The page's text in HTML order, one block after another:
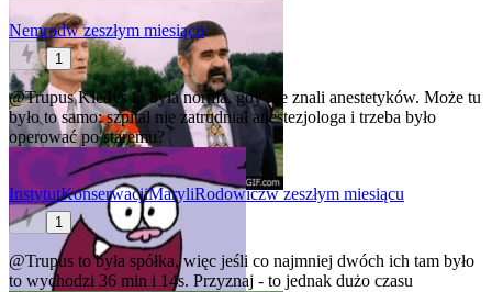
Nemrodw zeszłym miesiącu
1
@TrupusKiedyś to była norma, gdy nie znali anestetyków. Może tu
było to samo: szpital nie zatrudniał anestezjologa i trzeba było
operować po staremu?
InstytutKonserwacjiMaryliRodowiczw zeszłym miesiącu
1
@Trupus to była spółka, więc jeśli co najmniej dwóch ich tam było
to wychodzi 36 min i 14s. Przyznaj - to jednak dużo czasu